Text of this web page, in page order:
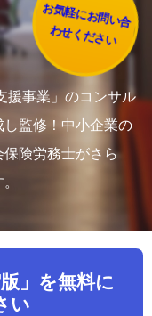
援事業」のコンサル
監修！中小企業の
険労務士がさら
お
気
軽
に
お
問
い
合
わ
せ
く
だ
さ
い
」を無料に
い